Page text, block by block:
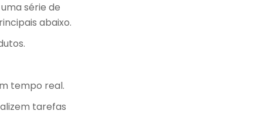
série de
abaixo.
tempo real.
tarefas